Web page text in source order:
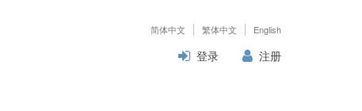
简体中文 繁体中文 English
登录 注册